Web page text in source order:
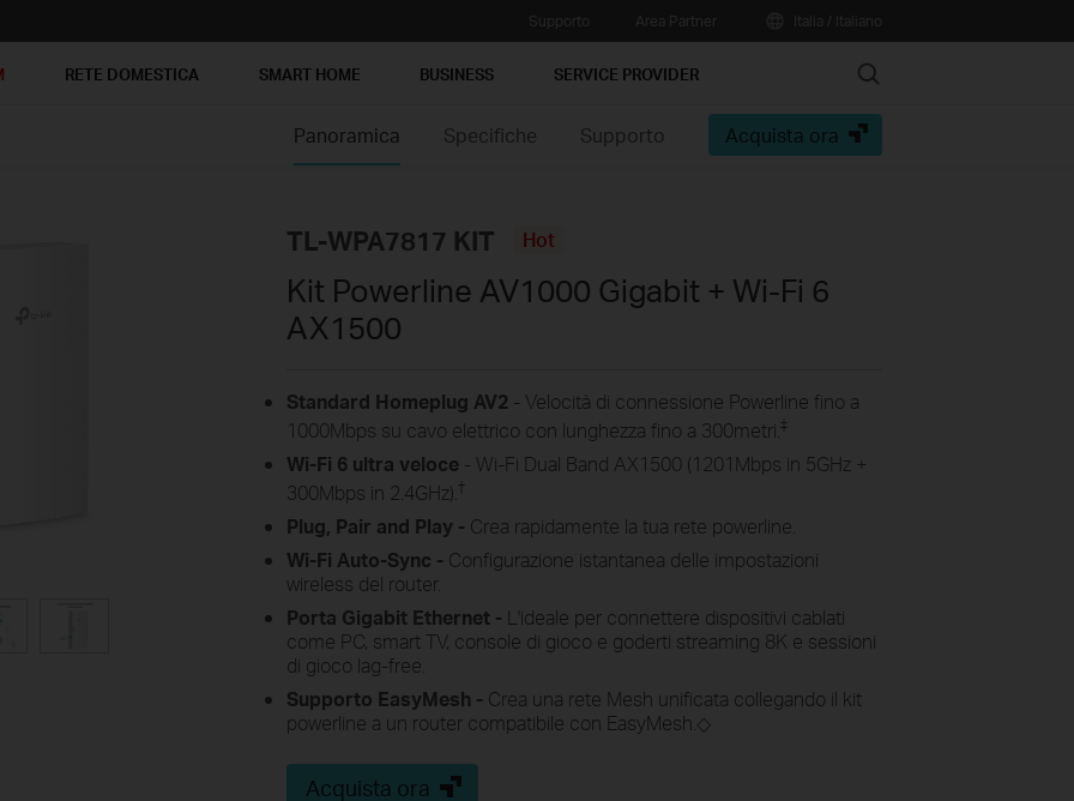
RETE DOMESTICA SMART HOME BUSINESS SERVICE PROVIDER Search
Panoramica Specifiche Supporto Acquista ora
TL-WPA7817 KIT Hot
Kit Powerline AV1000 Gigabit + Wi-Fi 6
AX1500
Standard Homeplug AV2 - Velocità di connessione Powerline fino a
1000Mbps su cavo elettrico con lunghezza fino a 300metri. ‡
Wi-Fi 6 ultra veloce - Wi-Fi Dual Band AX1500 (1201Mbps in 5GHz +
300Mbps in 2.4GHz). †
Plug, Pair and Play - Crea rapidamente la tua rete powerline.
Wi-Fi Auto-Sync - Configurazione istantanea delle impostazioni
wireless del router.
Porta Gigabit Ethernet - L'ideale per connettere dispositivi cablati
come PC, smart TV, console di gioco e goderti streaming 8K e sessioni
di gioco lag-free.
Supporto EasyMesh - Crea una rete Mesh unificata collegando il kit
powerline a un router compatibile con EasyMesh. ◇
Acquista ora